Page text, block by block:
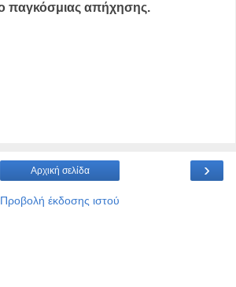
παγκόσμιας απήχησης.
›
Αρχική σελίδα
Προβολή έκδοσης ιστού